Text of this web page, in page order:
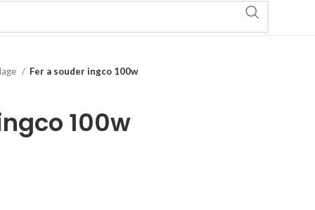
Fer a souder ingco 100w
100w